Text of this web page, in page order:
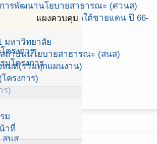
ารพัฒนานโยบายสาธารณะ (ศวนส)
พัฒนากลุ่มจังหวัดภาคใต้ชายแดน ปี 66-
มหาวิทยาลัย
ถาบันนโยบายสาธารณะ (สนส)
หมด(รวมทุกแผนงาน)
ครงการ)
ร)
สนส
แผงควบคุม
ครงการ
มโครงการ
ม
าที่